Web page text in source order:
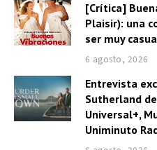
[Crítica]
Plaisir): una
ser muy
6 agosto, 2026
Entrevista
Sutherland
Universal+,
Uniminuto